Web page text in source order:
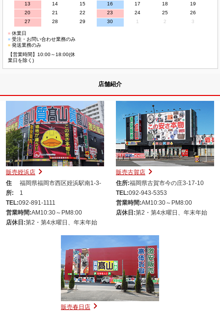
13
14 15 16 17 18
19
20
21 22 23 24 25
26
27
28 29 30 1 2 3
■休業日
■受注・お問い合わせ業務のみ
■発送業務のみ
【営業時間】10:00～18:00(休
業日を除く)
店舗紹介
販売姪浜店
住
所:
福岡県福岡市西区姪浜駅南1-3-
1
TEL:092-891-1111
営業時間:AM10:30～PM8:00
店休日:第2・第4水曜日、年末年始
販売古賀店
住所:福岡県古賀市今の庄3-17-10
TEL:092-943-5353
営業時間:AM10:30～PM8:00
店休日:第2・第4水曜日、年末年始
販売春日店